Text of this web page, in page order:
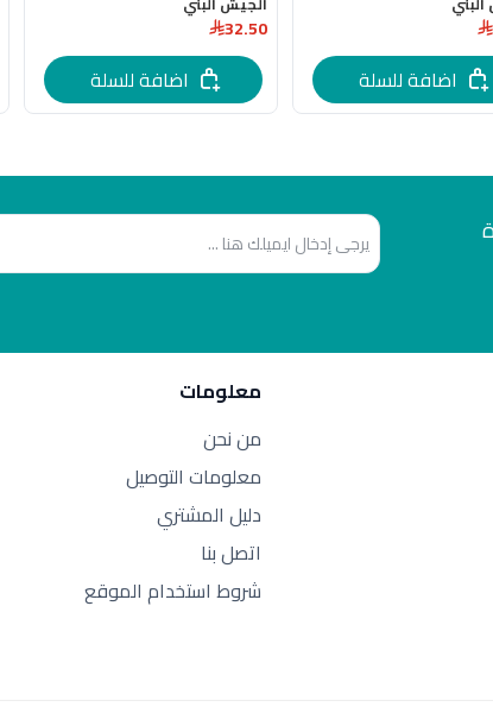
اضافة للسلة
32.50
اضافة للسلة
معلومات
من نحن
معلومات التوصيل
دليل المشتري
اتصل بنا
شروط استخدام الموقع